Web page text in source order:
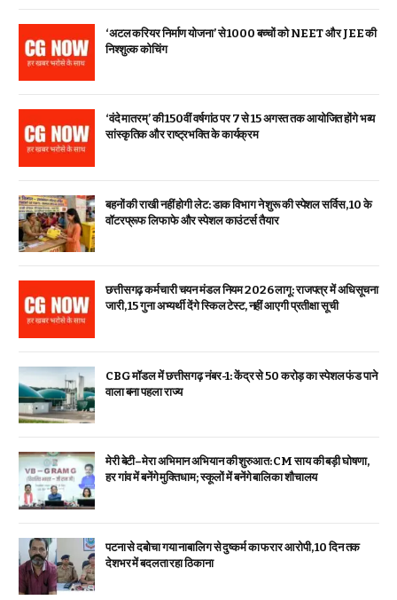
‘अटल करियर निर्माण योजना’ से 1000 बच्चों को NEET और JEE की
निश्शुल्क कोचिंग
‘वंदे मातरम्’ की 150वीं वर्षगांठ पर 7 से 15 अगस्त तक आयोजित होंगे भव्य
सांस्कृतिक और राष्ट्रभक्ति के कार्यक्रम
बहनों की राखी नहीं होगी लेट: डाक विभाग ने शुरू की स्पेशल सर्विस, ₹10 के
वॉटरप्रूफ लिफाफे और स्पेशल काउंटर्स तैयार
छत्तीसगढ़ कर्मचारी चयन मंडल नियम 2026 लागू: राजपत्र में अधिसूचना
जारी, 15 गुना अभ्यर्थी देंगे स्किल टेस्ट, नहीं आएगी प्रतीक्षा सूची
CBG मॉडल में छत्तीसगढ़ नंबर-1: केंद्र से ₹50 करोड़ का स्पेशल फंड पाने
वाला बना पहला राज्य
मेरी बेटी–मेरा अभिमान अभियान की शुरुआत: CM साय की बड़ी घोषणा,
हर गांव में बनेंगे मुक्तिधाम; स्कूलों में बनेंगे बालिका शौचालय
पटना से दबोचा गया नाबालिग से दुष्कर्म का फरार आरोपी, 10 दिन तक
देशभर में बदलता रहा ठिकाना